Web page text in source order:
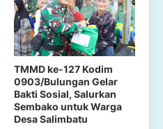
TMMD ke-127 Kodim
0903/Bulungan Gelar
Bakti Sosial, Salurkan
Sembako untuk Warga
Desa Salimbatu